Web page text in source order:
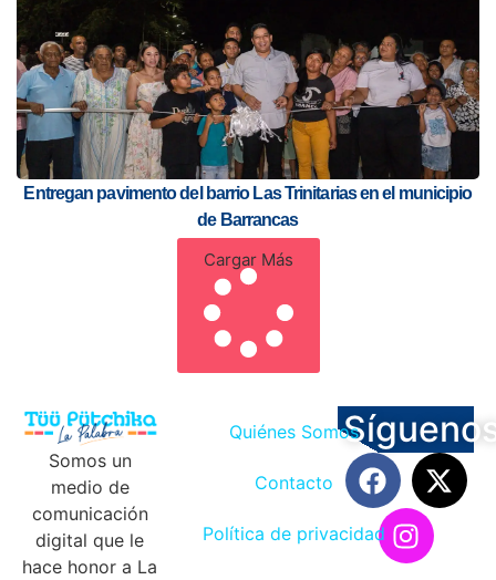
Entregan pavimento del barrio Las Trinitarias en el municipio
de Barrancas
Cargar Más
Somos un
medio de
comunicación
digital que le
hace honor a La
Quiénes Somos
Contacto
Política de privacidad